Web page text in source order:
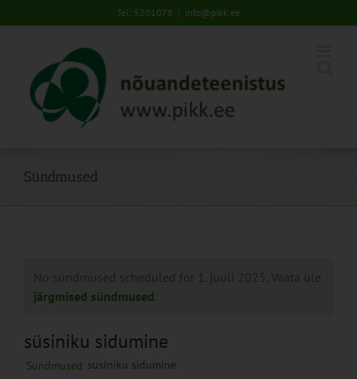
to
Tel: 5201078 | info@pikk.ee
Sündmused
No sündmused scheduled for 1. juuli 2025. Vaata üle
järgmised sündmused
süsiniku sidumine
Sündmused süsiniku sidumine